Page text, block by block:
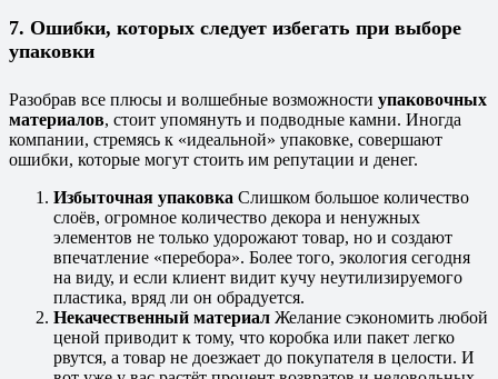
7. Ошибки, которых следует избегать при выборе
упаковки
Разобрав все плюсы и волшебные возможности упаковочных
материалов, стоит упомянуть и подводные камни. Иногда
компании, стремясь к «идеальной» упаковке, совершают
ошибки, которые могут стоить им репутации и денег.
Избыточная упаковка Слишком большое количество
слоёв, огромное количество декора и ненужных
элементов не только удорожают товар, но и создают
впечатление «перебора». Более того, экология сегодня
на виду, и если клиент видит кучу неутилизируемого
пластика, вряд ли он обрадуется.
Некачественный материал Желание сэкономить любой
ценой приводит к тому, что коробка или пакет легко
рвутся, а товар не доезжает до покупателя в целости. И